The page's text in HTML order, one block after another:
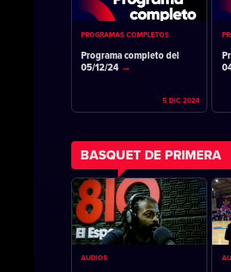
PROGRAMAS COMPLETOS
Programa completo del
05/12/24
5 DIC 2024
BASQUET DE PRIMERA
AUDIOS